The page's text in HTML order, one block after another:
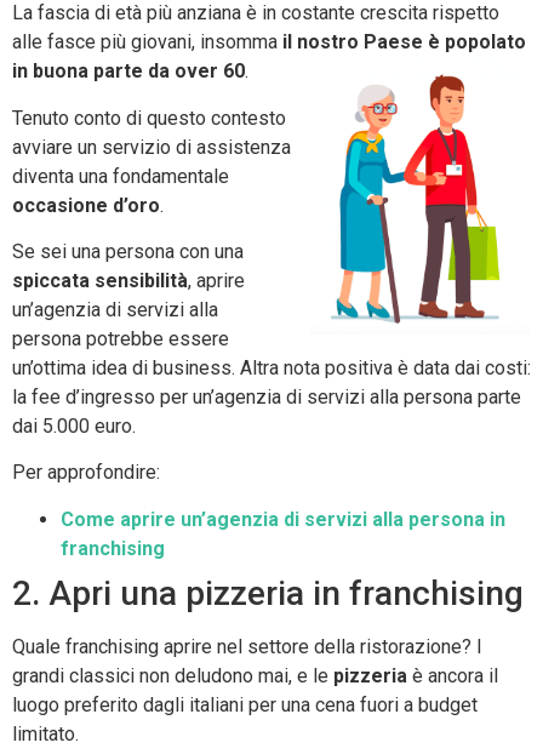
La fascia di età più anziana è in costante crescita rispetto
alle fasce più giovani, insomma il nostro Paese è popolato
in buona parte da over 60.
Tenuto conto di questo contesto
avviare un servizio di assistenza
diventa una fondamentale
occasione d’oro.
Se sei una persona con una
spiccata sensibilità, aprire
un’agenzia di servizi alla
persona potrebbe essere
un’ottima idea di business. Altra nota positiva è data dai costi:
la fee d’ingresso per un’agenzia di servizi alla persona parte
dai 5.000 euro.
Per approfondire:
Come aprire un’agenzia di servizi alla persona in
franchising
2. Apri una pizzeria in franchising
Quale franchising aprire nel settore della ristorazione? I
grandi classici non deludono mai, e le pizzeria è ancora il
luogo preferito dagli italiani per una cena fuori a budget
limitato.